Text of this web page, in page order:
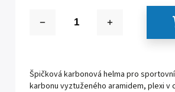
Špičková karbonová helma pro
karbonu vyztuženého aramidem, plexi v